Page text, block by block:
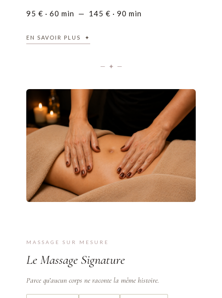
95 € · 60 min — 145 € · 90 min
EN SAVOIR PLUS ✦
— ✦ —
Chaque Massage Signature est entièrement réalisé sur
mesure, imaginé pour s’adapter à vos besoins du moment.
Avant chaque séance, un temps d’échange me permet de
comprendre vos attentes, vos tensions, votre état physique et
émotionnel. À partir de cette écoute, je compose un massage
unique en associant différentes techniques, rythmes et
pressions, afin de créer un soin qui vous correspond
pleinement.
Chaque mouvement est pensé avec intention pour offrir une
et uniquement pour vous.
Un massage unique, créé spécialement pour vous, selon vos besoins et
vos envies du moment.
MASSAGE SUR MESURE
Le Massage Signature
Parce qu’aucun corps ne raconte la même histoire.